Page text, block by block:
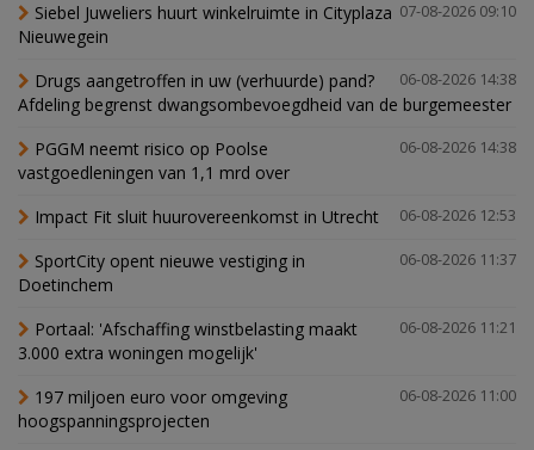
07-08-2026 09:10
Siebel Juweliers huurt winkelruimte in Cityplaza
Nieuwegein
06-08-2026 14:38
Drugs aangetroffen in uw (verhuurde) pand?
Afdeling begrenst dwangsombevoegdheid van de burgemeester
06-08-2026 14:38
PGGM neemt risico op Poolse
vastgoedleningen van 1,1 mrd over
06-08-2026 12:53
Impact Fit sluit huurovereenkomst in Utrecht
06-08-2026 11:37
SportCity opent nieuwe vestiging in
Doetinchem
06-08-2026 11:21
Portaal: 'Afschaffing winstbelasting maakt
3.000 extra woningen mogelijk'
06-08-2026 11:00
197 miljoen euro voor omgeving
hoogspanningsprojecten